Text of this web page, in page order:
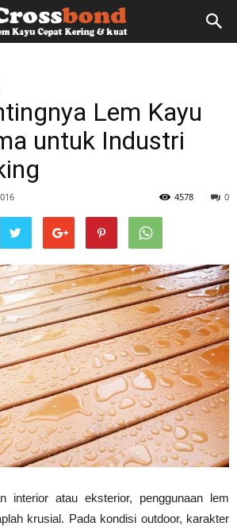
Lem Kayu
untuk Industri
0
4578
interior atau eksterior, penggunaan lem
krusial. Pada kondisi outdoor, karakter